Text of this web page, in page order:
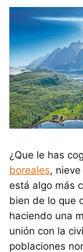
¿Que le has
boreales,
está algo más
bien de lo que
haciendo una
unión con la
poblaciones